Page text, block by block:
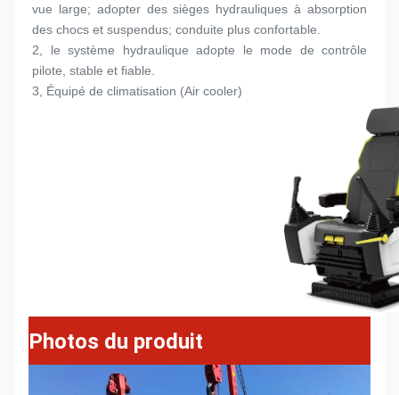
vue large; adopter des sièges hydrauliques à absorption
des chocs et suspendus; conduite plus confortable.
2, le système hydraulique adopte le mode de contrôle
pilote, stable et fiable.
3, Équipé de climatisation (Air cooler)
Photos du produit